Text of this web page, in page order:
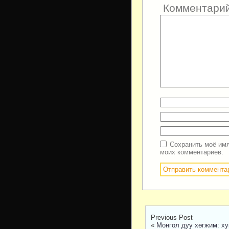
Сохранить моё
моих комментариев.
Previous Post
« Монгол дуу хөгжим: